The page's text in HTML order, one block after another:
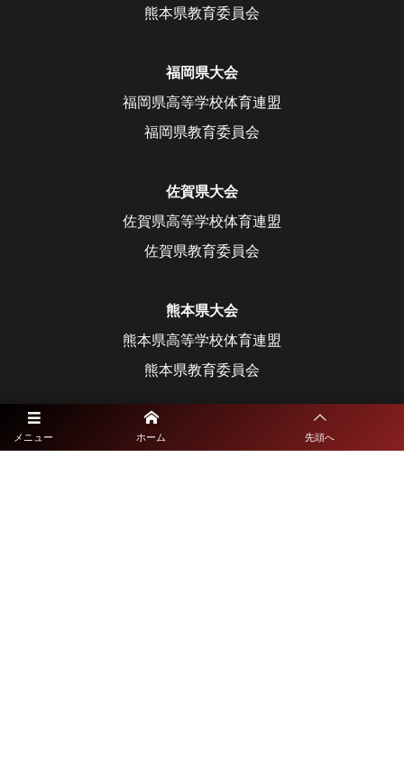
メニュー ホーム 先頭へ
熊本県教育委員会
福岡県大会
福岡県高等学校体育連盟
福岡県教育委員会
佐賀県大会
佐賀県高等学校体育連盟
佐賀県教育委員会
熊本県大会
熊本県高等学校体育連盟
熊本県教育委員会